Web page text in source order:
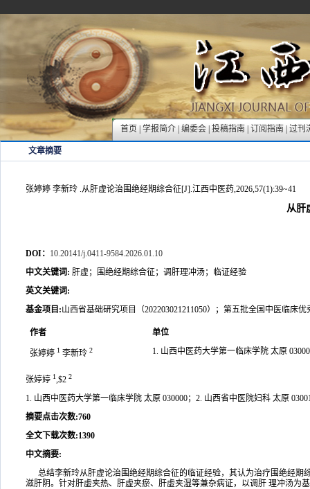
首页 学报简介 编委会 投稿指南 订阅指南 过刊
文章摘要
张婷婷 李新玲 .从肝虚论治围绝经期综合征[J].江西中医药,2026,57(1):39~41
从肝
DOI： 10.20141/j.0411-9584.2026.01.10
中文关键词: 肝虚；围绝经期综合征；调肝理冲汤；临证经验
英文关键词:
基金项目 :山西省基础研究项目（202203021211050）；第五批全国中医临床
作者 单位
张婷婷 1 李新玲2 1. 山西中医药大学第一临床学院 太原
张婷婷 1 ,$22
1. 山西中医药大学第一临床学院 太原 030000；2. 山西省中医院妇科 太原
摘要点击次数:760
全文下载次数:1390
中文摘要:
总结李新玲从肝虚论治围绝经期综合征的临证经验，其认为治疗围绝经
滋肝阴。针对肝虚夹热、肝虚夹瘀、肝虚夹湿等兼杂病证，以调肝 理冲汤